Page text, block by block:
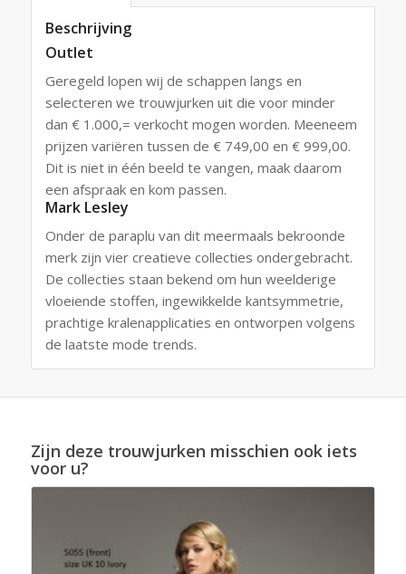
Beschrijving
Outlet
Geregeld lopen wij de schappen langs en
selecteren we trouwjurken uit die voor minder
dan € 1.000,= verkocht mogen worden. Meeneem
prijzen variëren tussen de € 749,00 en € 999,00.
Dit is niet in één beeld te vangen, maak daarom
een afspraak en kom passen.
Mark Lesley
Onder de paraplu van dit meermaals bekroonde
merk zijn vier creatieve collecties ondergebracht.
De collecties staan ​​bekend om hun weelderige
vloeiende stoffen, ingewikkelde kantsymmetrie,
prachtige kralenapplicaties en ontworpen volgens
de laatste mode trends.
Zijn deze trouwjurken misschien ook iets
voor u?